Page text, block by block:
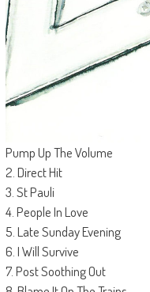
Pump Up The Volume
2. Direct Hit
3. St Pauli
4. People In Love
5. Late Sunday Evening
6. I Will Survive
7. Post Soothing Out